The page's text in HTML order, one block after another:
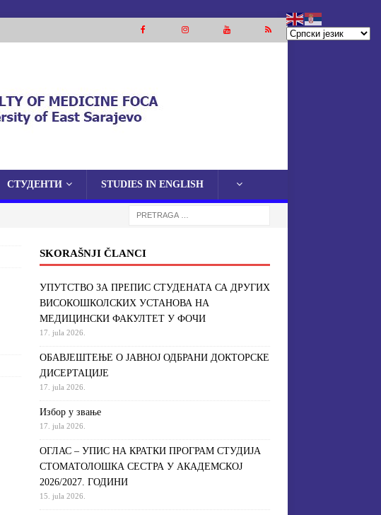
СТУДЕНТИ STUDIES IN ENGLISH
SKORAŠNJI ČLANCI
УПУТСТВО ЗА ПРЕПИС СТУДЕНАТА СА ДРУГИХ
ВИСОКОШКОЛСКИХ УСТАНОВА НА
МЕДИЦИНСКИ ФАКУЛТЕТ У ФОЧИ
17. jula 2026.
ОБАВЈЕШТЕЊЕ О ЈАВНОЈ ОДБРАНИ ДОКТОРСКЕ
ДИСЕРТАЦИЈЕ
17. jula 2026.
Избор у звање
17. jula 2026.
ОГЛАС – УПИС НА КРАТКИ ПРОГРАМ СТУДИЈА
СТОМАТОЛОШКА СЕСТРА У АКАДЕМСКОЈ
2026/2027. ГОДИНИ
15. jula 2026.